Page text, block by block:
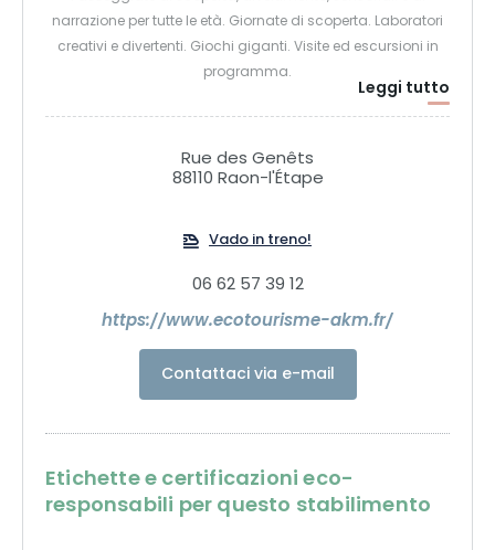
narrazione per tutte le età. Giornate di scoperta. Laboratori
creativi e divertenti. Giochi giganti. Visite ed escursioni in
programma.
Leggi tutto
Rue des Genêts
88110 Raon-l'Étape
Vado in treno!
06 62 57 39 12
https://www.ecotourisme-akm.fr/
Contattaci via e-mail
Etichette e certificazioni eco-
responsabili per questo stabilimento